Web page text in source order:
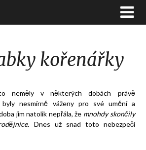
kořenářky
neměly v některých dobách právě
byly nesmírně váženy pro své umění a
jim natolik nepřála, že mnohdy skončily
Dnes už snad toto nebezpečí